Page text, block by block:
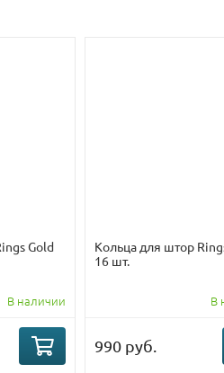
Gold
В наличии
Кольца для штор
16 шт.
В
990 руб.